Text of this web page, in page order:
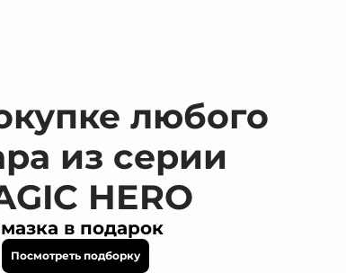
любого
из серии
HERO
в подарок
Посмотреть подборку